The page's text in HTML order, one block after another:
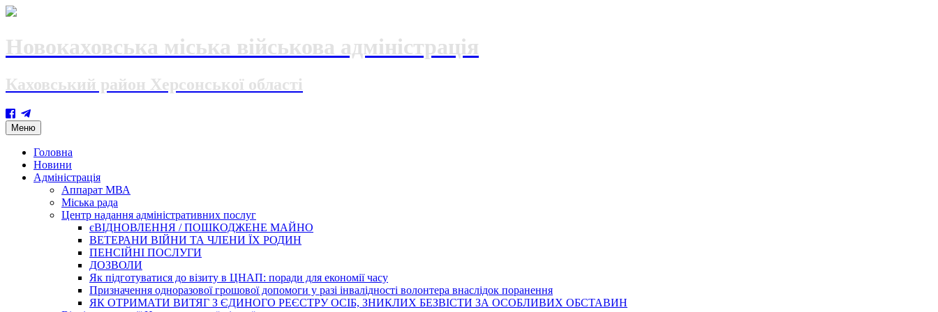
Новокаховська міська військова адміністрація
Каховський район Херсонської області
Меню Skip
to
content
Головна
Новини
Адміністрація
Аппарат МВА
Міська рада
Центр надання адміністративних послуг
єВІДНОВЛЕННЯ / ПОШКОДЖЕНЕ МАЙНО
ВЕТЕРАНИ ВІЙНИ ТА ЧЛЕНИ ЇХ РОДИН
ПЕНСІЙНІ ПОСЛУГИ
ДОЗВОЛИ
Як підготуватися до візиту в ЦНАП: поради для економії часу
Призначення одноразової грошової допомоги у разі інвалідності волонтера внаслідок поранення
ЯК ОТРИМАТИ ВИТЯГ З ЄДИНОГО РЕЄСТРУ ОСІБ, ЗНИКЛИХ БЕЗВІСТИ ЗА ОСОБЛИВИХ ОБСТАВИН